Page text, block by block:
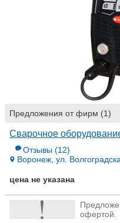
Предложения от фирм (1)
Сварочное
Отзывы (12)
Воронеж, ул.
цена не указана
офертой.